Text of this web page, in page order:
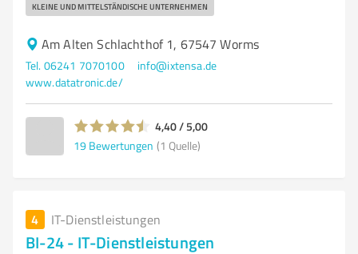
KLEINE UND MITTELSTÄNDISCHE UNTERNEHMEN
Am Alten Schlachthof 1, 67547 Worms
Tel. 06241 7070100
info@ixtensa.de
www.datatronic.de/
4,40 / 5,00
19 Bewertungen (1 Quelle)
4 IT-Dienstleistungen
BI-24 - IT-Dienstleistungen